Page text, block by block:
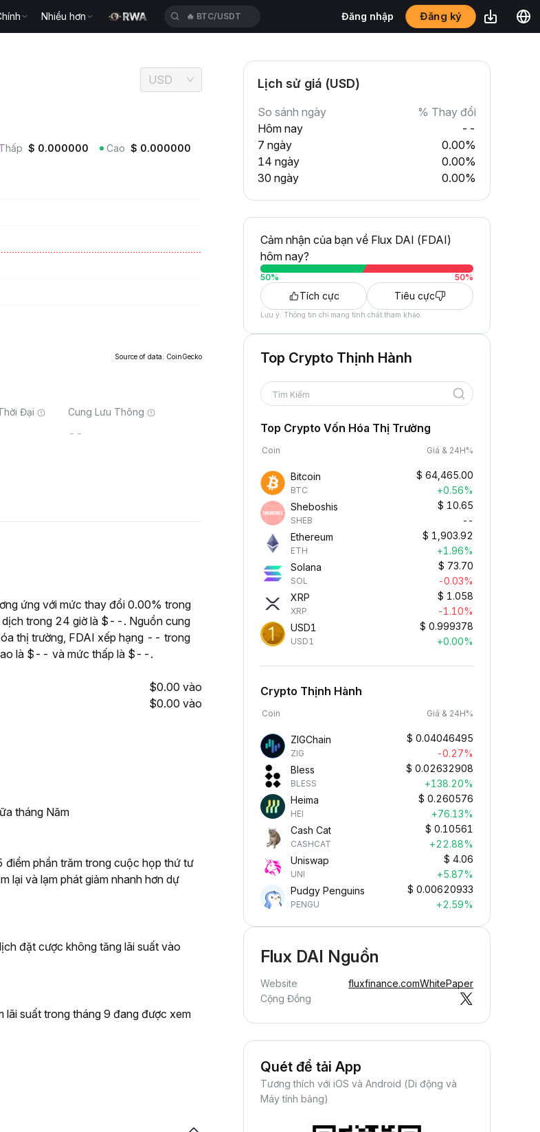
Nhiều hơn 🔥 XAUT/USDT Đăng nhập
Đăng ký
USD
Thấp $ 0.000000 Cao $ 0.000000
Source of data: CoinGecko
Đại Cung Lưu Thông
--
ứng với mức thay đổi 0.00% trong
dịch trong 24 giờ là $--. Nguồn cung
thị trường, FDAI xếp hạng -- trong
là $-- và mức thấp là $--.
$0.00 vào
$0.00 vào
tháng Năm
điểm phần trăm trong cuộc họp thứ tư
lại và lạm phát giảm nhanh hơn dự
đặt cược không tăng lãi suất vào
lãi suất trong tháng 9 đang được xem
Lịch sử giá (USD)
So sánh ngày
% Thay đổi
Hôm nay
--
7 ngày
0.00%
14 ngày
0.00%
30 ngày
0.00%
Cảm nhận của bạn về Flux DAI (FDAI)
hôm nay?
50% 50%
Tích cực Tiêu cực
Lưu ý: Thông tin chỉ mang tính chất tham khảo.
Top Crypto Thịnh Hành
Tìm Kiếm
Top Crypto Vốn Hóa Thị Trường
Coin Giá & 24H%
Bitcoin
BTC
$ 64,465.00
+0.56%
Sheboshis
SHEB
$ 10.65
--
Ethereum
ETH
$ 1,903.92
+1.96%
Solana
SOL
$ 73.70
-0.03%
XRP
XRP
$ 1.058
-1.10%
USD1
USD1
$ 0.999378
+0.00%
Crypto Thịnh Hành
Coin Giá & 24H%
ZIGChain
ZIG
$ 0.04046495
-0.27%
Bless
BLESS
$ 0.02632908
+138.20%
Heima
HEI
$ 0.260576
+76.13%
Cash Cat
CASHCAT
$ 0.10561
+22.88%
Uniswap
UNI
$ 4.06
+5.87%
Pudgy Penguins
PENGU
$ 0.00620933
+2.59%
Flux DAI Nguồn
Website fluxfinance.comWhitePaper
Cộng Đồng
Quét để tải App
Tương thích với iOS và Android (Di động và
Máy tính bảng)